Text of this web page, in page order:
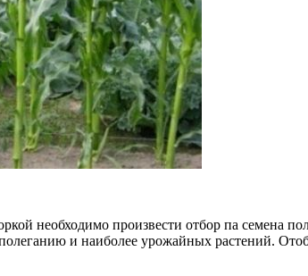
необходимо произвести отбор па семена
и наиболее урожайных растений.